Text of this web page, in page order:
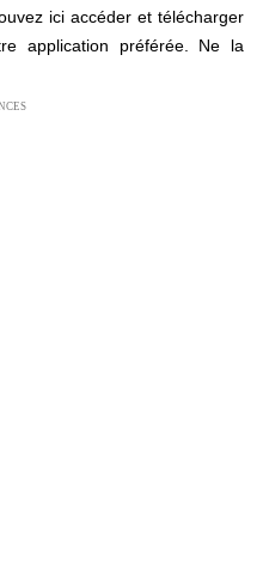
ici accéder et télécharger
application préférée. Ne la